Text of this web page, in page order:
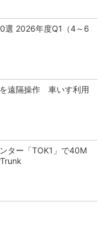
選 2026年度Q1（4～6
を遠隔操作 車いす利用
ター「TOK1」で40M